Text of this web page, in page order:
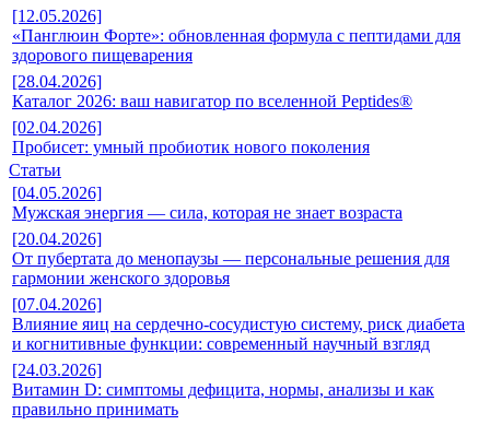
[12.05.2026]
«Панглюин Форте»: обновленная формула с пептидами для
здорового пищеварения
[28.04.2026]
Каталог 2026: ваш навигатор по вселенной Peptides®
[02.04.2026]
Пробисет: умный пробиотик нового поколения
Статьи
[04.05.2026]
Мужская энергия — сила, которая не знает возраста
[20.04.2026]
От пубертата до менопаузы — персональные решения для
гармонии женского здоровья
[07.04.2026]
Влияние яиц на сердечно-сосудистую систему, риск диабета
и когнитивные функции: современный научный взгляд
[24.03.2026]
Витамин D: симптомы дефицита, нормы, анализы и как
правильно принимать